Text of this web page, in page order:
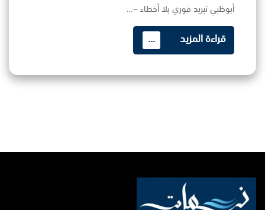
أبوظبي تبريد فوري بلا أخطاء –…
قراءة المزيد ...